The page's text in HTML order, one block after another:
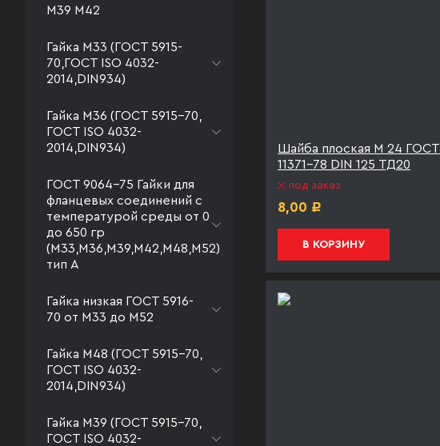
М39 М42
Гайка М33 (ГОСТ 5915-
70,ГОСТ ISO 4032-
2014,DIN934)
Гайка М36 (ГОСТ 5915-70,
ГОСТ ISO 4032-
2014,DIN934)
ГОСТ 9064-75 Гайки для
фланцевых соединений с
температурой среды от 0
до 650 гр
(М33,М36,М39,М42,М48,М52)
тип А
Гайка низкая ГОСТ 5916-
70 от М33 до М52
Гайка М48 (ГОСТ 5915-70,
ГОСТ ISO 4032-
2014,DIN934)
Гайка М39 (ГОСТ 5915-70,
ГОСТ ISO 4032-
Шайба плоская М 24 ГОСТ
11371-78 DIN 125 ТД20
под заказ
8,00 Р
В КОРЗИНУ